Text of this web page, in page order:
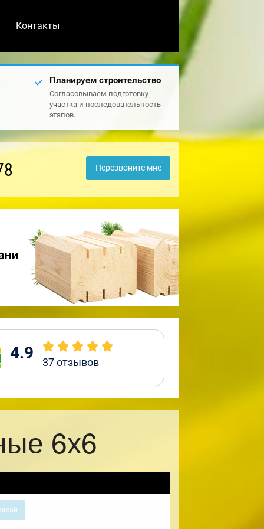
Контакты
Планируем строительство
Согласовываем подготовку
участка и последовательность
этапов.
Перезвоните мне
4.9 37отзывов
6х6